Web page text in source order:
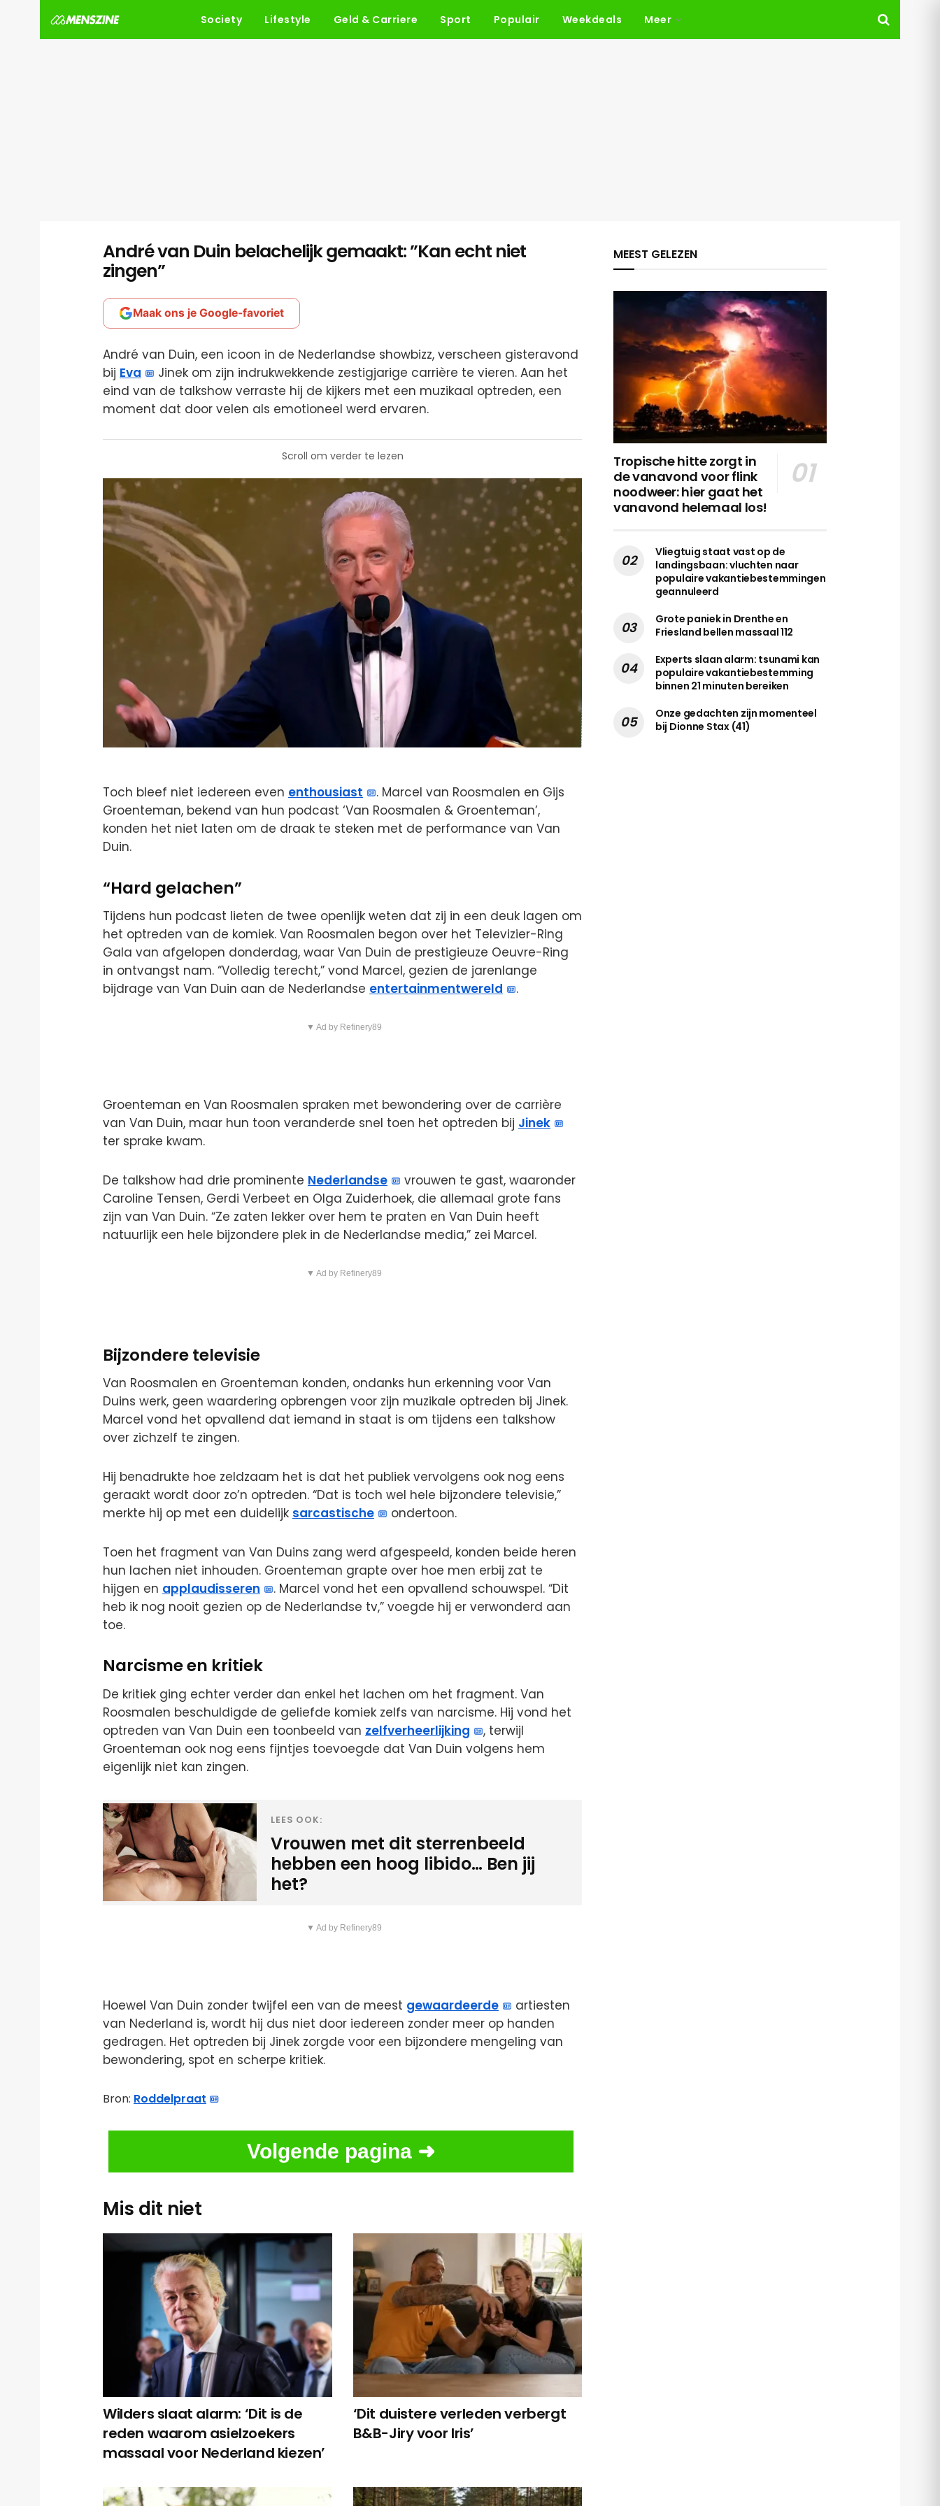
Society Lifestyle Geld & Carriere Sport Populair Weekdeals Meer
André van Duin belachelijk gemaakt: ”Kan echt niet
zingen”
Maak ons je Google-favoriet
André van Duin, een icoon in de Nederlandse showbizz, verscheen gisteravond
bij Eva
Jinek om zijn indrukwekkende zestigjarige carrière te vieren. Aan het
eind van de talkshow verraste hij de kijkers met een muzikaal optreden, een
moment dat door velen als emotioneel werd ervaren.
Scroll om verder te lezen
Toch bleef niet iedereen even enthousiast
. Marcel van Roosmalen en Gijs
Groenteman, bekend van hun podcast ‘Van Roosmalen & Groenteman’,
konden het niet laten om de draak te steken met de performance van Van
Duin.
“Hard gelachen”
Tijdens hun podcast lieten de twee openlijk weten dat zij in een deuk lagen om
het optreden van de komiek. Van Roosmalen begon over het Televizier-Ring
Gala van afgelopen donderdag, waar Van Duin de prestigieuze Oeuvre-Ring
in ontvangst nam. “Volledig terecht,” vond Marcel, gezien de jarenlange
bijdrage van Van Duin aan de Nederlandse entertainmentwereld .
▼ Ad by Refinery89
Groenteman en Van Roosmalen spraken met bewondering over de carrière
van Van Duin, maar hun toon veranderde snel toen het optreden bij Jinek
ter sprake kwam.
De talkshow had drie prominente Nederlandse
vrouwen te gast, waaronder
Caroline Tensen, Gerdi Verbeet en Olga Zuiderhoek, die allemaal grote fans
zijn van Van Duin. “Ze zaten lekker over hem te praten en Van Duin heeft
natuurlijk een hele bijzondere plek in de Nederlandse media,” zei Marcel.
▼ Ad by Refinery89
Bijzondere televisie
Van Roosmalen en Groenteman konden, ondanks hun erkenning voor Van
Duins werk, geen waardering opbrengen voor zijn muzikale optreden bij Jinek.
Marcel vond het opvallend dat iemand in staat is om tijdens een talkshow
over zichzelf te zingen.
Hij benadrukte hoe zeldzaam het is dat het publiek vervolgens ook nog eens
geraakt wordt door zo’n optreden. “Dat is toch wel hele bijzondere televisie,”
merkte hij op met een duidelijk sarcastische ondertoon.
Toen het fragment van Van Duins zang werd afgespeeld, konden beide heren
hun lachen niet inhouden. Groenteman grapte over hoe men erbij zat te
hijgen en applaudisseren
. Marcel vond het een opvallend schouwspel. “Dit
heb ik nog nooit gezien op de Nederlandse tv,” voegde hij er verwonderd aan
toe.
Narcisme en kritiek
De kritiek ging echter verder dan enkel het lachen om het fragment. Van
Roosmalen beschuldigde de geliefde komiek zelfs van narcisme. Hij vond het
optreden van Van Duin een toonbeeld van zelfverheerlijking
, terwijl
Groenteman ook nog eens fijntjes toevoegde dat Van Duin volgens hem
eigenlijk niet kan zingen.
LEES OOK:
Vrouwen met dit sterrenbeeld
hebben een hoog libido… Ben jij
het?
▼ Ad by Refinery89
Hoewel Van Duin zonder twijfel een van de meest gewaardeerde
artiesten
van Nederland is, wordt hij dus niet door iedereen zonder meer op handen
gedragen. Het optreden bij Jinek zorgde voor een bijzondere mengeling van
bewondering, spot en scherpe kritiek.
Bron: Roddelpraat
Volgende pagina ➜
Mis dit niet
Wilders slaat alarm: ‘Dit is de
reden waarom asielzoekers
massaal voor Nederland kiezen’
‘Dit duistere verleden verbergt
B&B-Jiry voor Iris’
MEEST GELEZEN
Tropische hitte zorgt in
de vanavond voor flink
noodweer: hier gaat het
vanavond helemaal los!
Vliegtuig staat vast op de
landingsbaan: vluchten naar
populaire vakantiebestemmingen
geannuleerd
Grote paniek in Drenthe en
Friesland bellen massaal 112
Experts slaan alarm: tsunami kan
populaire vakantiebestemming
binnen 21 minuten bereiken
Onze gedachten zijn momenteel
bij Dionne Stax (41)